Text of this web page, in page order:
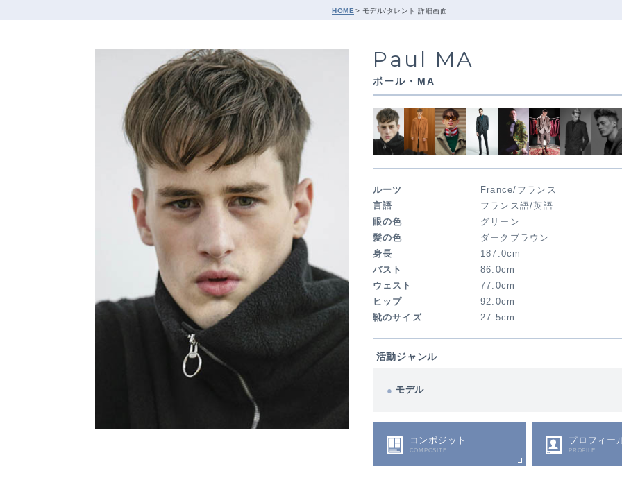
HOME モデル/タレント 詳細画面
Paul MA
ポール・MA
ルーツ
France/フランス
言語
フランス語/英語
眼の色
グリーン
髪の色
ダークブラウン
身長
187.0cm
バスト
86.0cm
ウェスト
77.0cm
ヒップ
92.0cm
靴のサイズ
27.5cm
活動ジャンル
モデル
コンポジット
COMPOSITE
プロフィー
PROFILE